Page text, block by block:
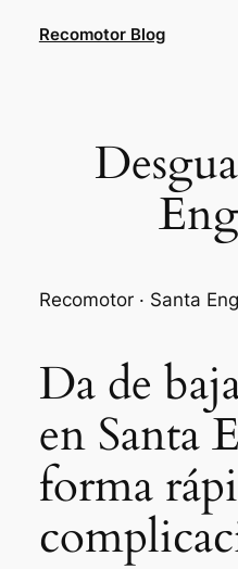
Recomotor Blog
Recomotor · Santa
Da de
en Santa
forma